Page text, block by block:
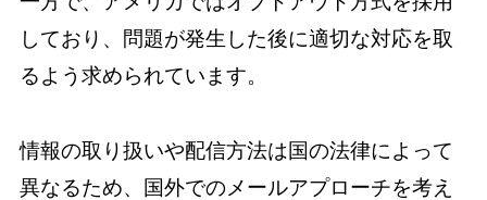
しており、問題が発生した後に適切な対応を取
るよう求められています。
情報の取り扱いや配信方法は国の法律によって
異なるため、国外でのメールアプローチを考え